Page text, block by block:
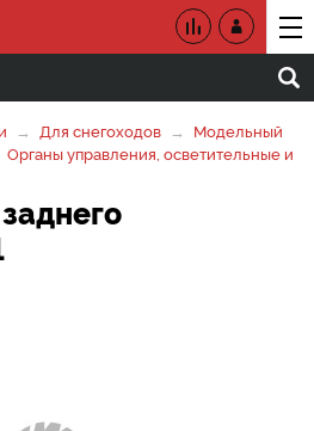
Для снегоходов
Модельный
Органы управления, осветительные и